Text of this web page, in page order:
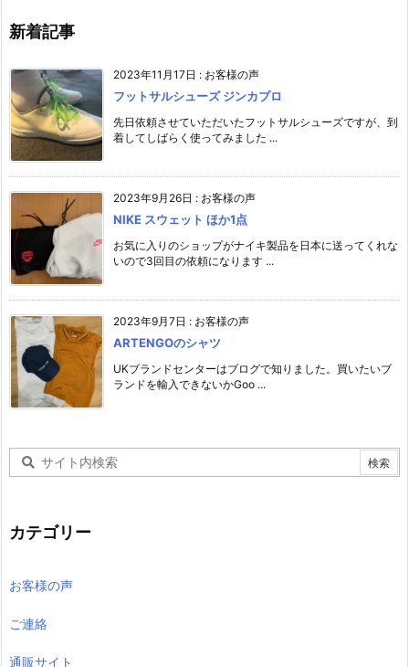
新着記事
2023年11月17日 : お客様の声
フットサルシューズ ジンカプロ
先日依頼させていただいたフットサルシューズですが、到
着してしばらく使ってみました ...
2023年9月26日 : お客様の声
NIKE スウェット ほか1点
お気に入りのショップがナイキ製品を日本に送ってくれな
いので3回目の依頼になります ...
2023年9月7日 : お客様の声
ARTENGOのシャツ
UKブランドセンターはブログで知りました。買いたいブ
ランドを輸入できないかGoo ...
カテゴリー
お客様の声
ご連絡
通販サイト